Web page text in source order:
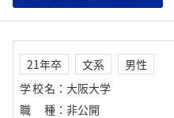
21年卒 文系
男性
学校名 ： 大阪大学
職種 ： 非公開